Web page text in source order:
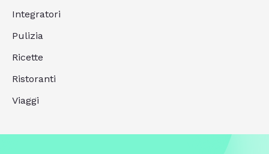
Integratori
Pulizia
Ricette
Ristoranti
Viaggi